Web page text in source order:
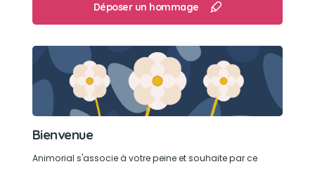
Déposer un hommage
Bienvenue
Animorial s'associe à votre peine et souhaite par ce